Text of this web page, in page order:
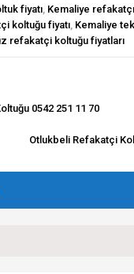
fiyatı Kemaliye
koltuğu fiyatı Kemaliye
refakatçi koltuğu fiyatları
0542 251 11 70
Otlukbeli Refakatçi